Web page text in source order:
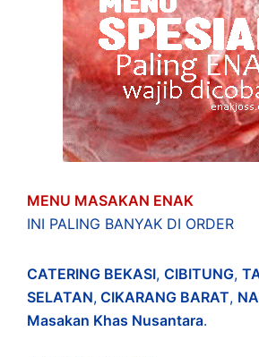
MENU MASAKAN ENAK
INI PALING BANYAK DI ORDER
CATERING BEKASI, CIBITUNG,
SELATAN, CIKARANG BARAT,
Masakan Khas Nusantara.